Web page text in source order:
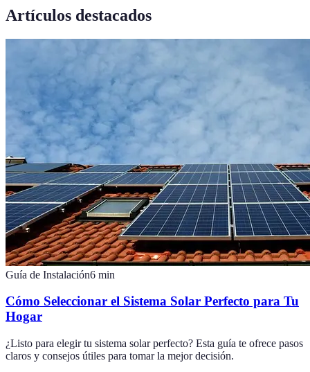
Artículos destacados
Guía de Instalación6 min
Cómo Seleccionar el Sistema Solar Perfecto para Tu
Hogar
¿Listo para elegir tu sistema solar perfecto? Esta guía te ofrece pasos
claros y consejos útiles para tomar la mejor decisión.